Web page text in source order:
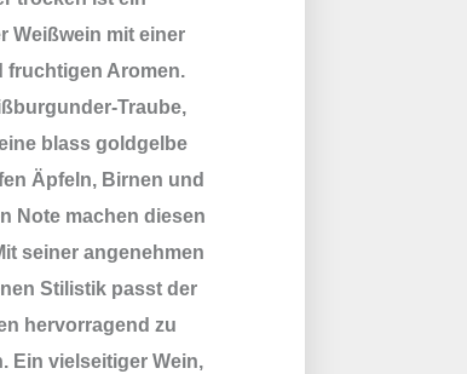
Weißwein mit einer
fruchtigen Aromen.
Traube,
blass goldgelbe
Äpfeln, Birnen und
Note machen diesen
seiner angenehmen
Stilistik passt der
hervorragend zu
Ein vielseitiger Wein,